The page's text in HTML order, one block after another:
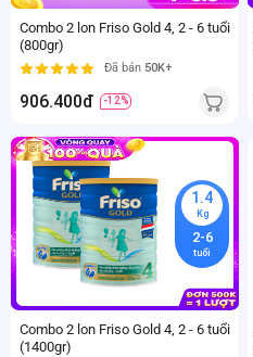
Combo 2 lon Friso Gold 4, 2 - 6 tuổi
(800gr)
Đã bán 50K+
906.400đ -12%
1.4
Kg
2-6
tuổi
Combo 2 lon Friso Gold 4, 2 - 6 tuổi
(1400gr)